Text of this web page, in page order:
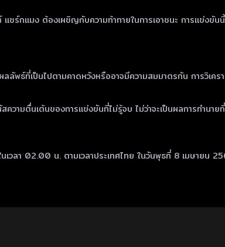
ชร์กแมง ต้องเผชิญกับความท้าทายในการเอาชนะ การแข่งขั
ลัพธ์ที่เป็นไปตามคาดหวังหรืออาจมีความสมมาตรกัน การวิเ
วามตื่นเต้นของการแข่งขันที่ไม่รู้จบ ไม่ว่าจะเป็นผลการทำน
วลา 02.00 น. ตามเวลาประเทศไทย ในวันพุธที่ 8 เมษายน